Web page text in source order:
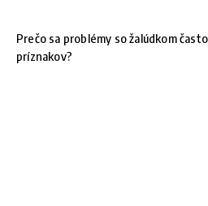
Prečo sa problémy so žalúdkom
príznakov?